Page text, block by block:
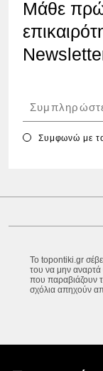
Μάθε
Συμφωνώ με
Το topontiki.gr
του να μην αναρτά
που παραβιάζουν
σχόλια απηχούν